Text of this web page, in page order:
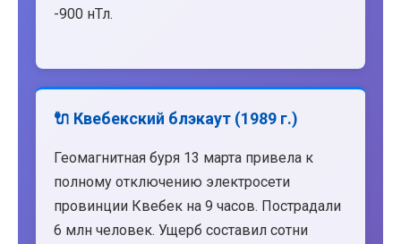
-900 нТл.
🔌 Квебекский блэкаут (1989 г.)
Геомагнитная буря 13 марта привела к
полному отключению электросети
провинции Квебек на 9 часов. Пострадали
6 млн человек. Ущерб составил сотни